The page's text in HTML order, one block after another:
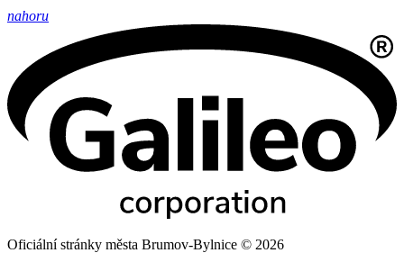
nahoru
Oficiální stránky města Brumov-Bylnice © 2026